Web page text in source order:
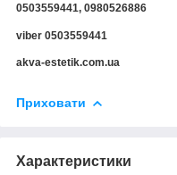
0503559441, 0980526886
viber 0503559441
akva-estetik.com.ua
Приховати
Характеристики